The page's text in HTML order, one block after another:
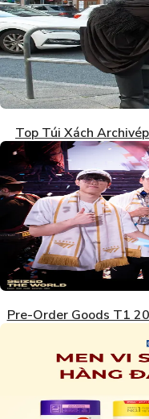
Top Túi Xách
Pre-Order Goods T1